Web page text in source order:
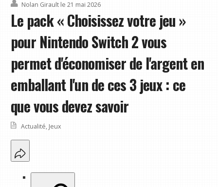
Nolan Girault le 21 mai 2026
Le pack « Choisissez votre jeu »
pour Nintendo Switch 2 vous
permet d'économiser de l'argent en
emballant l'un de ces 3 jeux : ce
que vous devez savoir
Actualité, Jeux